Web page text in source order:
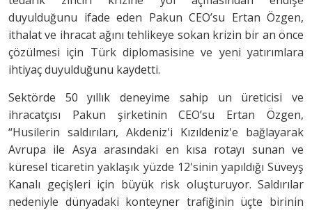
duyulduğunu ifade eden Pakun CEO’su Ertan Özgen,
ithalat ve ihracat ağını tehlikeye sokan krizin bir an önce
çözülmesi için Türk diplomasisine ve yeni yatırımlara
ihtiyaç duyulduğunu kaydetti.
​​​​​​​Sektörde 50 yıllık deneyime sahip un üreticisi ve
ihracatçısı Pakun şirketinin CEO’su Ertan Özgen,
“Husilerin saldırıları, Akdeniz'i Kızıldeniz'e bağlayarak
Avrupa ile Asya arasındaki en kısa rotayı sunan ve
küresel ticaretin yaklaşık yüzde 12'sinin yapıldığı Süveyş
Kanalı geçişleri için büyük risk oluşturuyor. Saldırılar
nedeniyle dünyadaki konteyner trafiğinin üçte birinin